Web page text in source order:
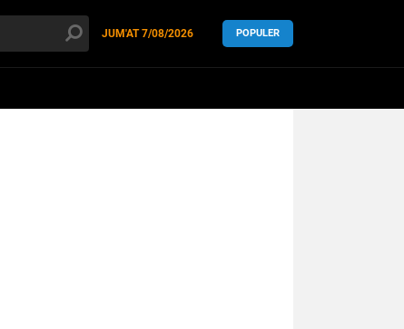
JUM'AT7/08/2026 POPULER